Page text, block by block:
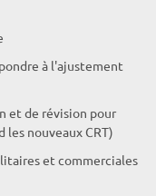
à l'ajustement
et de révision pour
les nouveaux CRT)
et commerciales